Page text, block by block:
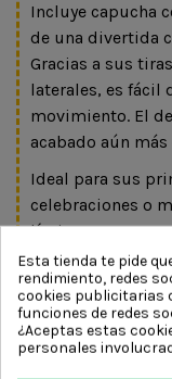
Incluye capucha
de una divertida
Gracias a sus
laterales, es fácil
movimiento. El
acabado aún
Ideal para sus
celebraciones o
límites.
Talla: 2 años
No se
disfraces y
Esta tienda te pide
rendimiento, redes
cookies publicitarias
funciones de redes
¿Aceptas estas
personales